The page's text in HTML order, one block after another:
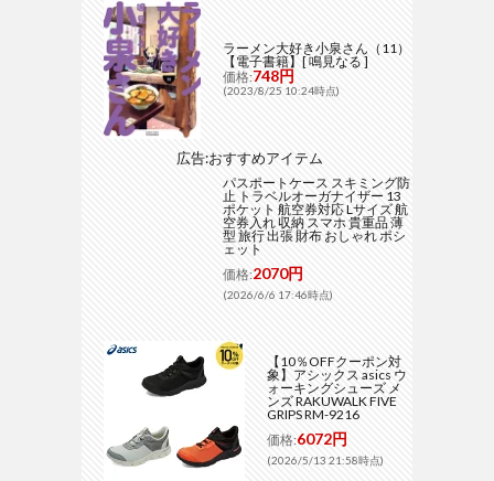
ラーメン大好き小泉さん（11）
【電子書籍】[ 鳴見なる ]
価格:748円
(2023/8/25 10:24時点)
広告:おすすめアイテム
パスポートケース スキミング防
止 トラベルオーガナイザー 13
ポケット 航空券対応 Lサイズ 航
空券入れ 収納 スマホ 貴重品 薄
型 旅行 出張 財布 おしゃれ ポシ
ェット
価格:2070円
(2026/6/6 17:46時点)
【10％OFFクーポン対
象】アシックス asics ウ
ォーキングシューズ メ
ンズ RAKUWALK FIVE
GRIPS RM-9216
価格:6072円
(2026/5/13 21:58時点)